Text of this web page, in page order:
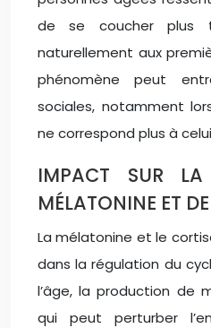
de se coucher plus
naturellement aux
phénomène peut
sociales, notamment
ne correspond plus à
IMPACT SUR LA
MÉLATONINE ET
La mélatonine et le
dans la régulation du
l’âge, la production de
qui peut perturber